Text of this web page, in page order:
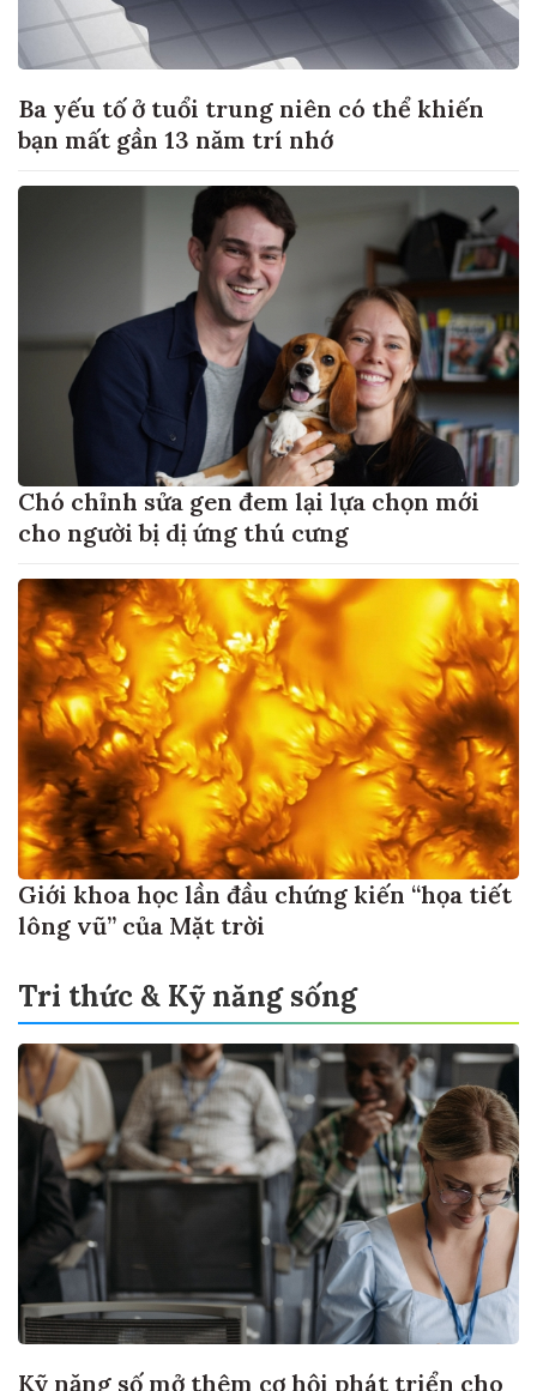
Ba yếu tố ở tuổi trung niên có thể khiến
bạn mất gần 13 năm trí nhớ
Chó chỉnh sửa gen đem lại lựa chọn mới
cho người bị dị ứng thú cưng
Giới khoa học lần đầu chứng kiến “họa tiết
lông vũ” của Mặt trời
Tri thức & Kỹ năng sống
Kỹ năng số mở thêm cơ hội phát triển cho